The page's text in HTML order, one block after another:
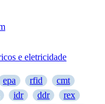
e eletricidade
epa rfid
cmt
idr ddr
rex